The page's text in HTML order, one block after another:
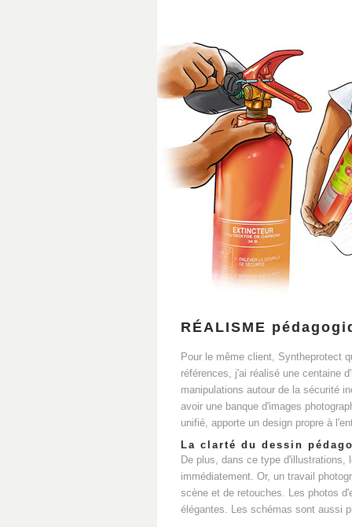
RÉALISME
Pour le même client, Syntheprotect
références, j'ai réalisé une centaine
manipulations autour de la sécurité
avoir une banque d'images
unifié, apporte un design propre à
La clarté du dessin
De plus, dans ce type d'illustrations,
immédiatement. Or, un travail
scène et de retouches. Les photos
élégantes. Les schémas sont aussi